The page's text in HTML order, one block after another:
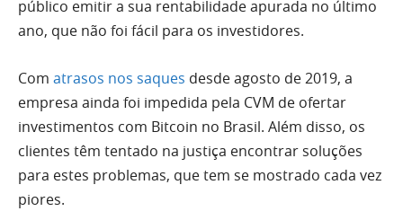
público emitir a sua rentabilidade apurada no último
ano, que não foi fácil para os investidores.
Com atrasos nos saques desde agosto de 2019, a
empresa ainda foi impedida pela CVM de ofertar
investimentos com Bitcoin no Brasil. Além disso, os
clientes têm tentado na justiça encontrar soluções
para estes problemas, que tem se mostrado cada vez
piores.